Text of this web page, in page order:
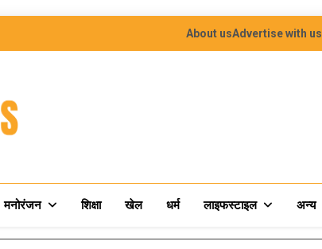
About usAdvertise with us
मनोरंजन शिक्षा खेल धर्म लाइफस्टाइल अन्य